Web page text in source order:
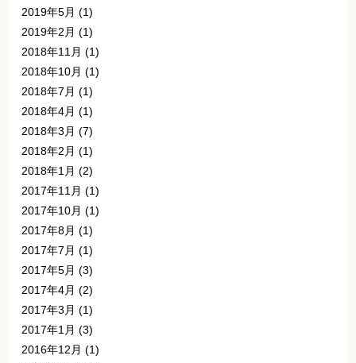
2019年5月 (1)
2019年2月 (1)
2018年11月 (1)
2018年10月 (1)
2018年7月 (1)
2018年4月 (1)
2018年3月 (7)
2018年2月 (1)
2018年1月 (2)
2017年11月 (1)
2017年10月 (1)
2017年8月 (1)
2017年7月 (1)
2017年5月 (3)
2017年4月 (2)
2017年3月 (1)
2017年1月 (3)
2016年12月 (1)